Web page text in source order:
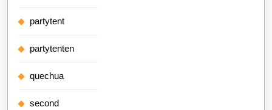
partytent
partytenten
quechua
second